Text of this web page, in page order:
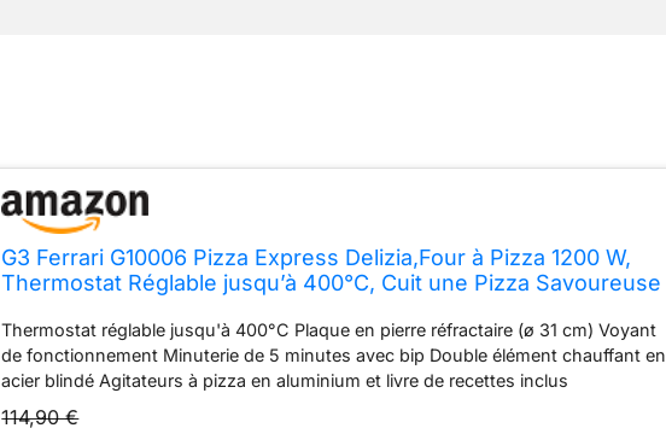
G3 Ferrari G10006 Pizza Express Delizia,Four à Pizza 1200 W,
Thermostat Réglable jusqu’à 400°C, Cuit une Pizza Savoureuse
– Noir
Thermostat réglable jusqu'à 400°C Plaque en pierre réfractaire (ø 31 cm) Voyant
de fonctionnement Minuterie de 5 minutes avec bip Double élément chauffant en
acier blindé Agitateurs à pizza en aluminium et livre de recettes inclus
Alimentation: AC 230V ~ 50 Hz Puissance: 1200W
114,90 €